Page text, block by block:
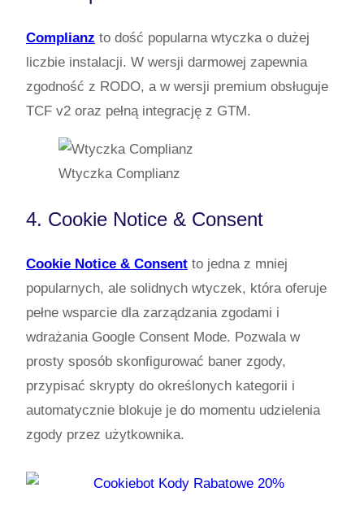
Complianz to dość popularna wtyczka o dużej
liczbie instalacji. W wersji darmowej zapewnia
zgodność z RODO, a w wersji premium obsługuje
TCF v2 oraz pełną integrację z GTM.
Wtyczka Complianz
4. Cookie Notice & Consent
Cookie Notice & Consent to jedna z mniej
popularnych, ale solidnych wtyczek, która oferuje
pełne wsparcie dla zarządzania zgodami i
wdrażania Google Consent Mode. Pozwala w
prosty sposób skonfigurować baner zgody,
przypisać skrypty do określonych kategorii i
automatycznie blokuje je do momentu udzielenia
zgody przez użytkownika.